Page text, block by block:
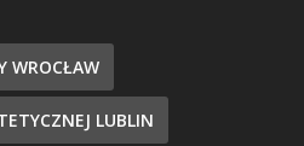
WROCŁAW
LUBLIN